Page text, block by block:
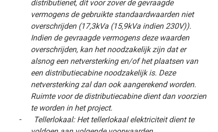
distributienet, dit voor zover de gevraagde
vermogens de gebruikte standaardwaarden niet
overschrijden (17,3kVa (15,9kVa indien 230V)).
Indien de gevraagde vermogens deze waarden
overschrijden, kan het noodzakelijk zijn dat er
alsnog een netversterking en/of het plaatsen van
een distributiecabine noodzakelijk is. Deze
netversterking zal dan ook aangerekend worden.
Ruimte voor de distributiecabine dient dan voorzien
te worden in het project.
-
Tellerlokaal: Het tellerlokaal elektriciteit dient te